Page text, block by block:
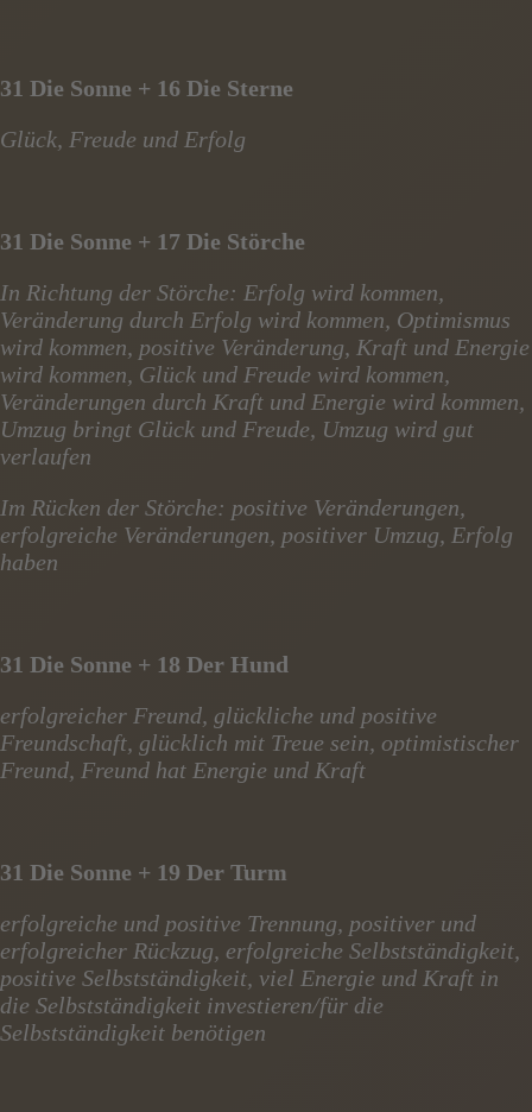
31 Die Sonne + 16 Die Sterne
Glück, Freude und Erfolg
31 Die Sonne + 17 Die Störche
In Richtung der Störche: Erfolg wird kommen,
Veränderung durch Erfolg wird kommen, Optimismus
wird kommen, positive Veränderung, Kraft und Energie
wird kommen, Glück und Freude wird kommen,
Veränderungen durch Kraft und Energie wird kommen,
Umzug bringt Glück und Freude, Umzug wird gut
verlaufen
Im Rücken der Störche: positive Veränderungen,
erfolgreiche Veränderungen, positiver Umzug, Erfolg
haben
31 Die Sonne + 18 Der Hund
erfolgreicher Freund, glückliche und positive
Freundschaft, glücklich mit Treue sein, optimistischer
Freund, Freund hat Energie und Kraft
31 Die Sonne + 19 Der Turm
erfolgreiche und positive Trennung, positiver und
erfolgreicher Rückzug, erfolgreiche Selbstständigkeit,
positive Selbstständigkeit, viel Energie und Kraft in
die Selbstständigkeit investieren/für die
Selbstständigkeit benötigen